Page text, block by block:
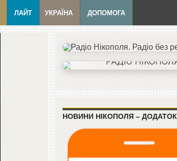
ЛАЙТ УКРАЇНА ДОПОМОГА
НОВИНИ НІКОПОЛЯ – ДОДАТОК